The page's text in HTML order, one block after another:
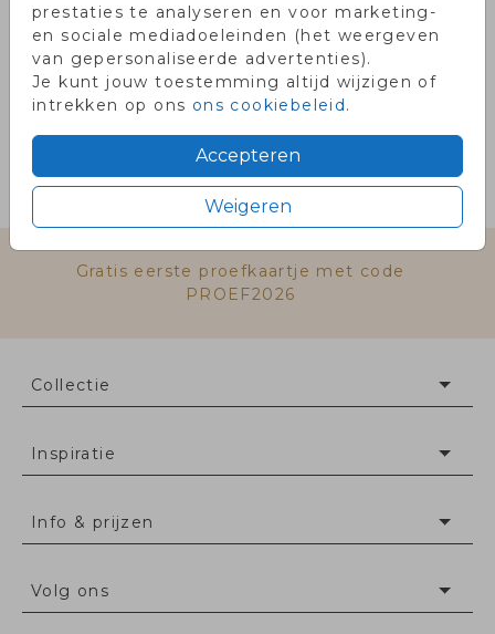
prestaties te analyseren en voor marketing-
en sociale mediadoeleinden (het weergeven
van gepersonaliseerde advertenties).
Je kunt jouw toestemming altijd wijzigen of
intrekken op ons ons cookiebeleid.
Accepteren
Weigeren
OMSCHRIJVING
Eikenhouten kaarthouder. Formaat: 10 cm
(lengte) x 3 cm (breedte) x 2 cm (hoogte).
De gleuf is 2 mm breed.
Prijs:€ 8,95 per 1 kaarthouders
Gratis eerste proefkaartje met code
PROEF2026
Collectie
Inspiratie
Info & prijzen
Volg ons